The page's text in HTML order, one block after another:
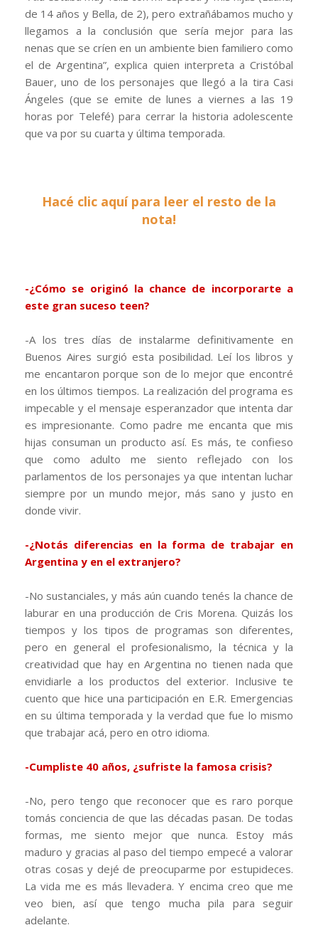
de 14 años y Bella, de 2), pero extrañábamos mucho y
llegamos a la conclusión que sería mejor para las
nenas que se críen en un ambiente bien familiero como
el de Argentina”, explica quien interpreta a Cristóbal
Bauer, uno de los personajes que llegó a la tira Casi
Ángeles (que se emite de lunes a viernes a las 19
horas por Telefé) para cerrar la historia adolescente
que va por su cuarta y última temporada.
Hacé clic aquí para leer el resto de la
nota!
-¿Cómo se originó la chance de incorporarte a
este gran suceso teen?
-A los tres días de instalarme definitivamente en
Buenos Aires surgió esta posibilidad. Leí los libros y
me encantaron porque son de lo mejor que encontré
en los últimos tiempos. La realización del programa es
impecable y el mensaje esperanzador que intenta dar
es impresionante. Como padre me encanta que mis
hijas consuman un producto así. Es más, te confieso
que como adulto me siento reflejado con los
parlamentos de los personajes ya que intentan luchar
siempre por un mundo mejor, más sano y justo en
donde vivir.
-¿Notás diferencias en la forma de trabajar en
Argentina y en el extranjero?
-No sustanciales, y más aún cuando tenés la chance de
laburar en una producción de Cris Morena. Quizás los
tiempos y los tipos de programas son diferentes,
pero en general el profesionalismo, la técnica y la
creatividad que hay en Argentina no tienen nada que
envidiarle a los productos del exterior. Inclusive te
cuento que hice una participación en E.R. Emergencias
en su última temporada y la verdad que fue lo mismo
que trabajar acá, pero en otro idioma.
-Cumpliste 40 años, ¿sufriste la famosa crisis?
-No, pero tengo que reconocer que es raro porque
tomás conciencia de que las décadas pasan. De todas
formas, me siento mejor que nunca. Estoy más
maduro y gracias al paso del tiempo empecé a valorar
otras cosas y dejé de preocuparme por estupideces.
La vida me es más llevadera. Y encima creo que me
veo bien, así que tengo mucha pila para seguir
adelante.